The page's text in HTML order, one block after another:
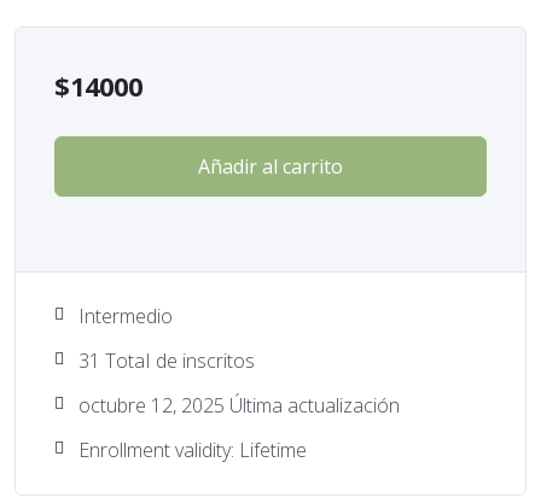
$14000
Añadir al carrito
Intermedio
31 TotaI de inscritos
octubre 12, 2025 Última actualización
Enrollment validity: Lifetime